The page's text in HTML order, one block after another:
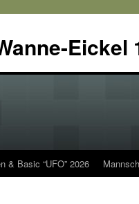
Eickel
& Basic “UFO” 2026